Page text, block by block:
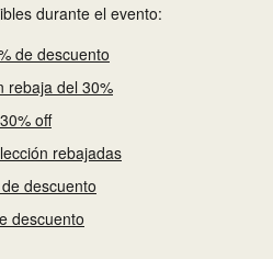
durante el evento:
de descuento
rebaja del 30%
off
rebajadas
descuento
descuento